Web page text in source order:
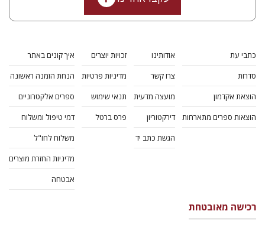
כתבי עת
סדרות
הוצאת אקדמון
הוצאות ספרים מתארחות
אודותינו
צרו קשר
מועצה מדעית
דירקטוריון
הגשת כתב יד
זכויות יוצרים
מדיניות פרטיות
תנאי שימוש
פרס ברטל
איך קונים באתר
הנחת הזמנה ראשונה
ספרים אלקטרוניים
דמי טיפול ומשלוח
משלוח לחו"ל
מדיניות החזרת מוצרים
אבטחה
רכישה מאובטחת